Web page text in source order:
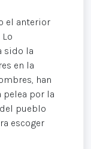
el anterior
sido la
en la
han
por la
pueblo
escoger